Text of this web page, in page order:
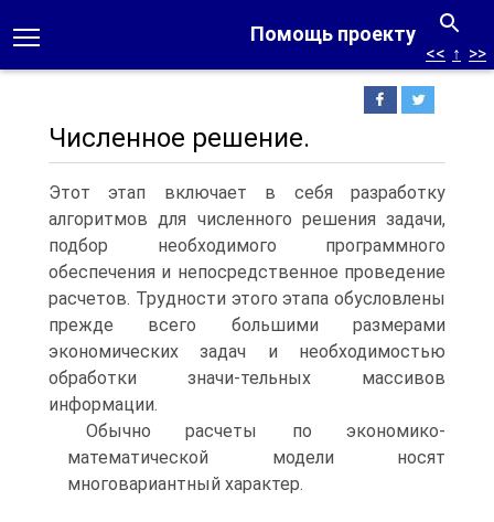
Помощь проекту
<< ↑ >>
Численное решение.
Этот этап включает в себя разработку
алгоритмов для численного решения задачи,
подбор необходимого программного
обеспечения и непосредственное проведение
расчетов. Трудности этого этапа обусловлены
прежде всего большими размерами
экономических задач и необходимостью
обработки значи-тельных массивов
информации.
Обычно расчеты по экономико-
математической модели носят
многовариантный характер.